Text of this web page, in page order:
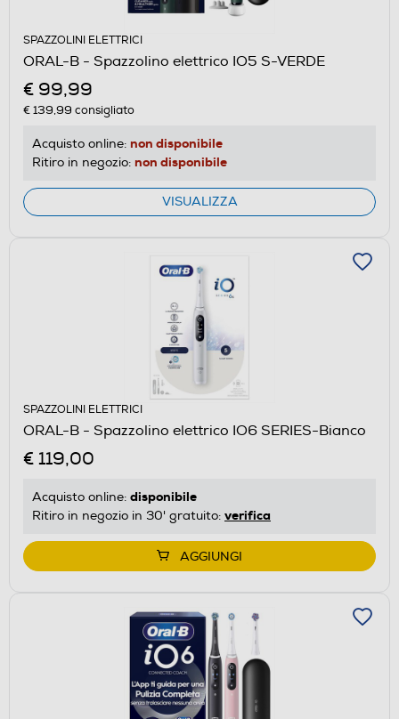
SPAZZOLINI ELETTRICI
ORAL-B - Spazzolino elettrico IO5 S-VERDE
€ 99,99
€ 139,99 consigliato
Acquisto online: non disponibile
Ritiro in negozio: non disponibile
VISUALIZZA
SPAZZOLINI ELETTRICI
ORAL-B - Spazzolino elettrico IO6 SERIES-Bianco
€ 119,00
Acquisto online: disponibile
Ritiro in negozio in 30' gratuito: verifica
AGGIUNGI